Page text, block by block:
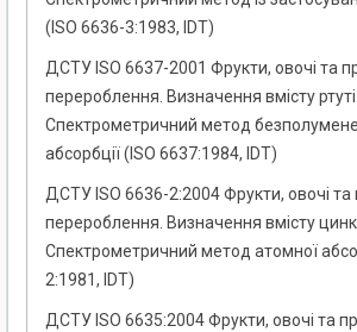
(ISO 6636-3:1983, IDT)
ДСТУ ISO 6637-2001 Фрукти, овочі та
перероблення. Визначення вмісту ртуті.
Спектрометричний метод
абсорбції (ISO 6637:1984, IDT)
ДСТУ ISO 6636-2:2004 Фрукти, овочі та
перероблення. Визначення вмісту
Спектрометричний метод атомної
2:1981, IDT)
ДСТУ ISO 6635:2004 Фрукти, овочі та